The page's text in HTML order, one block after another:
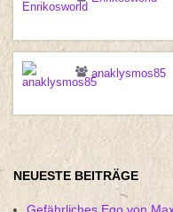
anaklysmos85
NEUESTE BEITRÄGE